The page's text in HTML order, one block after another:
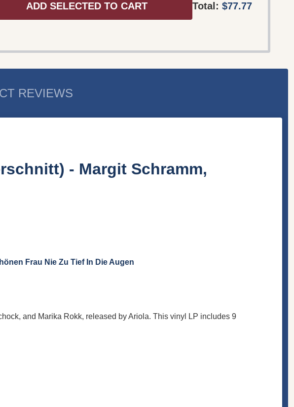
ADD SELECTED TO CART Total: $77.77
REVIEWS
- Margit Schramm,
Frau Nie Zu Tief In Die Augen
and Marika Rokk, released by Ariola. This vinyl LP includes 9